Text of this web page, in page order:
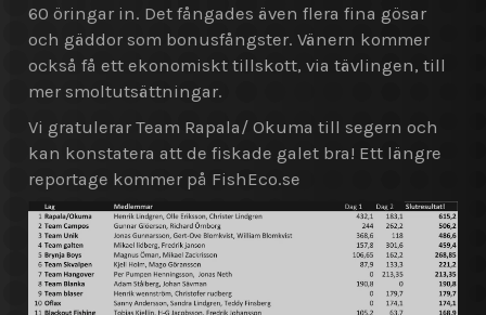
60 öringar in. Det fångades även flera fina gösar
och gäddor som bonusfångster. Vänern kommer
också få ett ekonomiskt tillskott, via tävlingen, till
mer smoltutsättningar.
Vi gratulerar Team Rapala/ Okuma till segern och
kan konstatera att de fiskade galet bra! Ett längre
reportage kommer på FishEco.se